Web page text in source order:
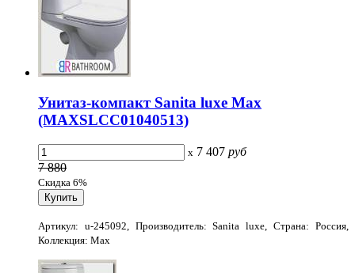
Унитаз-компакт Sanita luxe Max
(MAXSLCC01040513)
x 7 407 руб
7 880
Скидка 6%
Артикул: u-245092, Производитель: Sanita luxe, Страна: Россия,
Коллекция: Max